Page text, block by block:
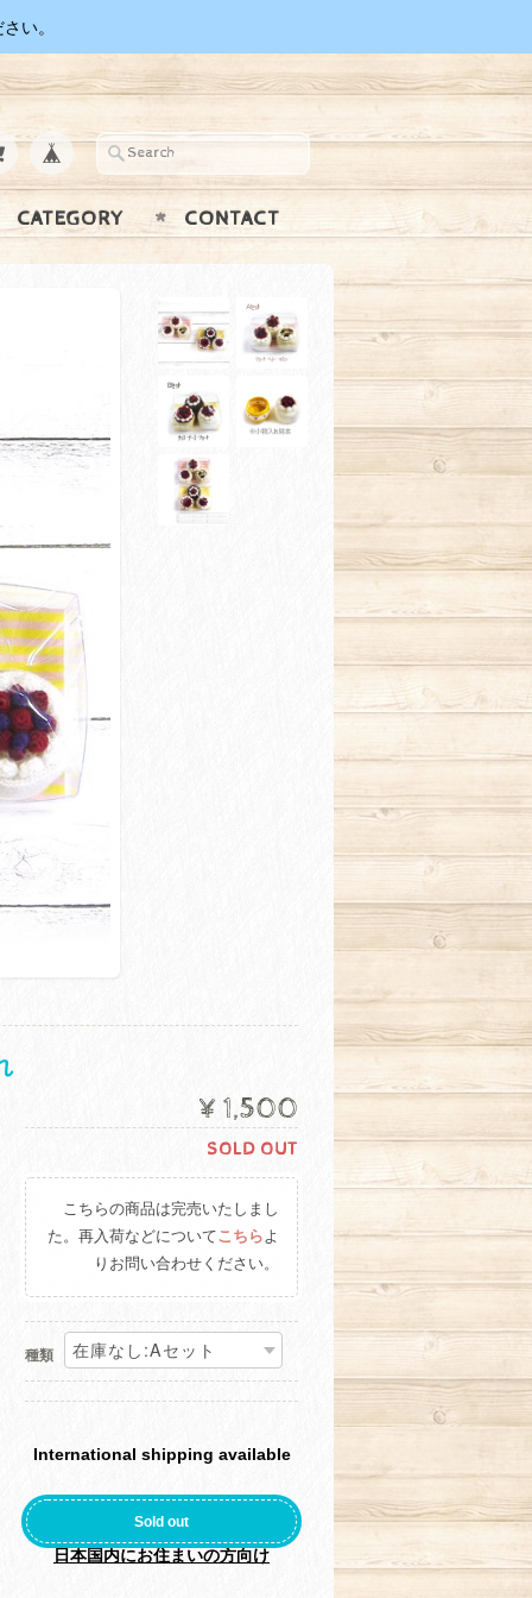
い。
CATEGORY CONTACT
¥1,500
SOLD OUT
こちらの商品は完売いたしまし
た。再入荷などについてこちらよ
りお問い合わせください。
種類
International shipping available
Sold out
日本国内にお住まいの方向け